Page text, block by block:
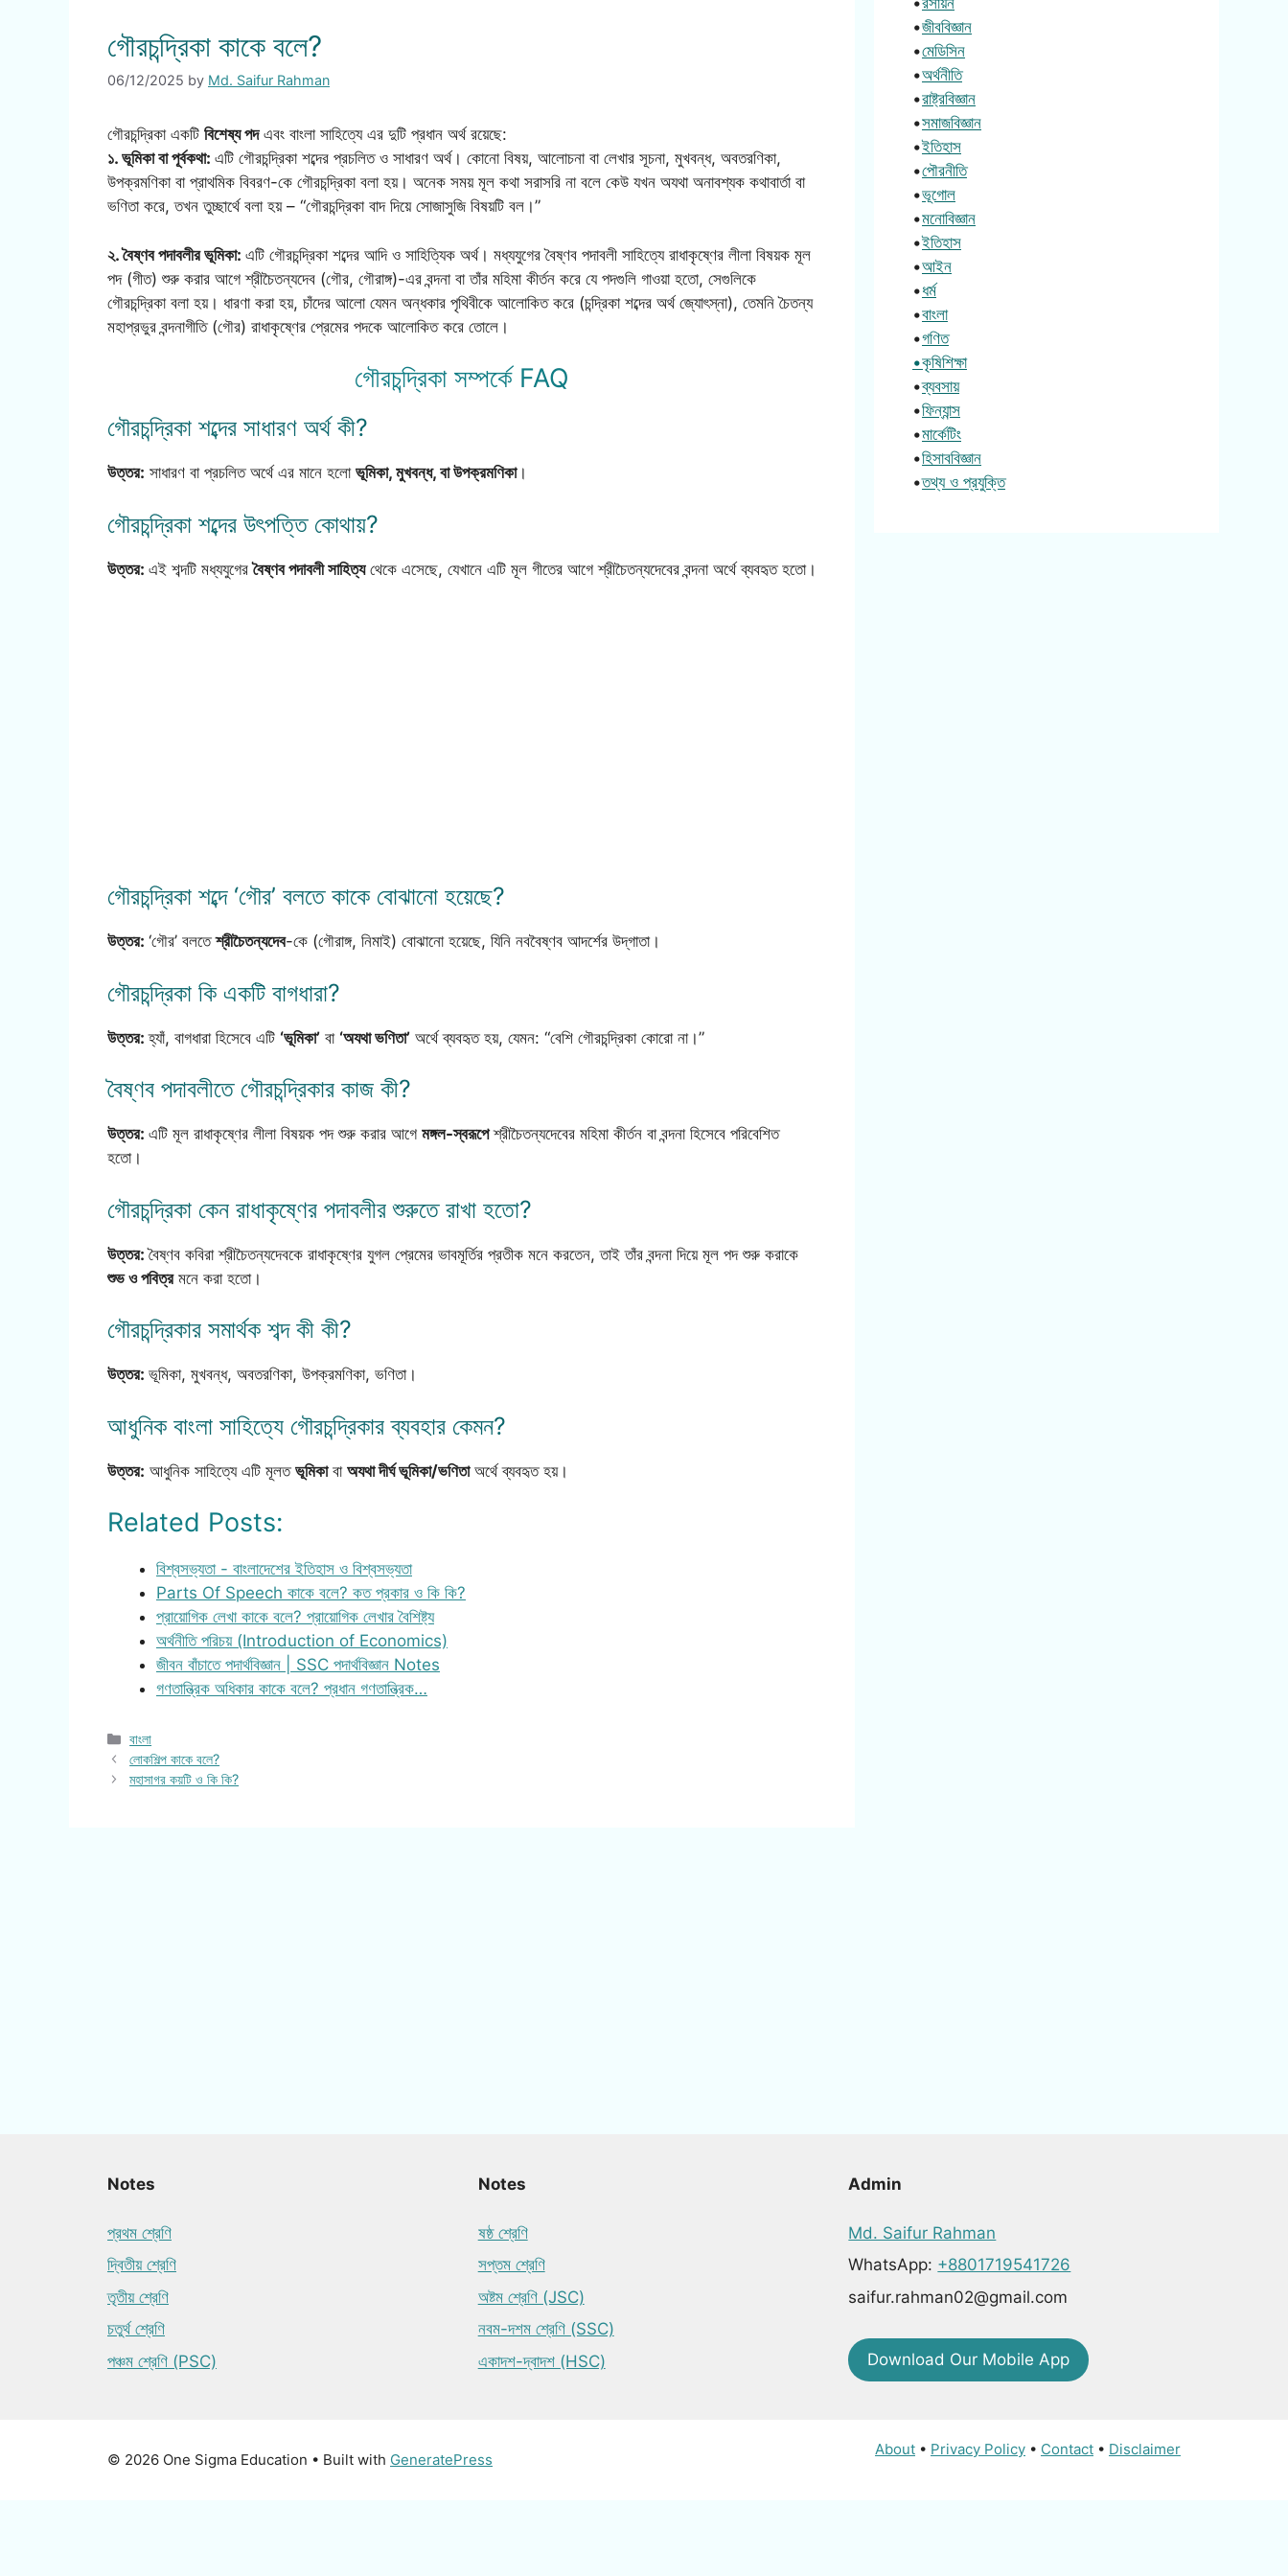
গৌরচন্দ্রিকা কাকে বলে?
06/12/2025 by Md. Saifur Rahman
গৌরচন্দ্রিকা একটি বিশেষ্য পদএবং বাংলা সাহিত্যে এর দুটি প্রধান অর্থ রয়েছে:
১. ভূমিকা বা পূর্বকথা: এটি গৌরচন্দ্রিকা শব্দের প্রচলিত ও সাধারণ অর্থ। কোনো বিষয়, আলোচনা বা লেখার সূচনা, মুখবন্ধ, অবতরণিকা,
উপক্রমণিকা বা প্রাথমিক বিবরণ-কে গৌরচন্দ্রিকা বলা হয়। অনেক সময় মূল কথা সরাসরি না বলে কেউ যখন অযথা অনাবশ্যক কথাবার্তা বা
ভণিতা করে, তখন তুচ্ছার্থে বলা হয় – “গৌরচন্দ্রিকা বাদ দিয়ে সোজাসুজি বিষয়টি বল।”
২. বৈষ্ণব পদাবলীর ভূমিকা: এটি গৌরচন্দ্রিকা শব্দের আদি ও সাহিত্যিক অর্থ। মধ্যযুগের বৈষ্ণব পদাবলী সাহিত্যে রাধাকৃষ্ণের লীলা বিষয়ক মূল
পদ (গীত) শুরু করার আগে শ্রীচৈতন্যদেব (গৌর, গৌরাঙ্গ)-এর বন্দনা বা তাঁর মহিমা কীর্তন করে যে পদগুলি গাওয়া হতো, সেগুলিকে
গৌরচন্দ্রিকা বলা হয়। ধারণা করা হয়, চাঁদের আলো যেমন অন্ধকার পৃথিবীকে আলোকিত করে (চন্দ্রিকা শব্দের অর্থ জ্যোৎস্না), তেমনি চৈতন্য
মহাপ্রভুর বন্দনাগীতি (গৌর) রাধাকৃষ্ণের প্রেমের পদকে আলোকিত করে তোলে।
গৌরচন্দ্রিকা সম্পর্কে FAQ
গৌরচন্দ্রিকা শব্দের সাধারণ অর্থ কী?
উত্তর: সাধারণ বা প্রচলিত অর্থে এর মানে হলো ভূমিকা, মুখবন্ধ, বা উপক্রমণিকা।
গৌরচন্দ্রিকা শব্দের উৎপত্তি কোথায়?
উত্তর: এই শব্দটি মধ্যযুগেরবৈষ্ণব পদাবলী সাহিত্যথেকে এসেছে, যেখানে এটি মূল গীতের আগে শ্রীচৈতন্যদেবের বন্দনা অর্থে ব্যবহৃত হতো।
গৌরচন্দ্রিকা শব্দে ‘গৌর’ বলতে কাকে বোঝানো হয়েছে?
উত্তর: ‘গৌর’ বলতেশ্রীচৈতন্যদেব-কে (গৌরাঙ্গ, নিমাই) বোঝানো হয়েছে, যিনি নববৈষ্ণব আদর্শের উদ্‌গাতা।
গৌরচন্দ্রিকা কি একটি বাগধারা?
উত্তর:হ্যাঁ, বাগধারা হিসেবে এটি ‘ভূমিকা’ বা ‘অযথা ভণিতা’ অর্থে ব্যবহৃত হয়, যেমন: “বেশি গৌরচন্দ্রিকা কোরো না।”
বৈষ্ণব পদাবলীতে গৌরচন্দ্রিকার কাজ কী?
উত্তর: এটি মূল রাধাকৃষ্ণের লীলা বিষয়ক পদ শুরু করার আগে মঙ্গল-স্বরূপেশ্রীচৈতন্যদেবের মহিমা কীর্তন বা বন্দনা হিসেবে পরিবেশিত
হতো।
গৌরচন্দ্রিকা কেন রাধাকৃষ্ণের পদাবলীর শুরুতে রাখা হতো?
উত্তর:বৈষ্ণব কবিরা শ্রীচৈতন্যদেবকে রাধাকৃষ্ণের যুগল প্রেমের ভাবমূর্তির প্রতীক মনে করতেন, তাই তাঁর বন্দনা দিয়ে মূল পদ শুরু করাকে
শুভ ও পবিত্রমনে করা হতো।
গৌরচন্দ্রিকার সমার্থক শব্দ কী কী?
উত্তর: ভূমিকা, মুখবন্ধ, অবতরণিকা, উপক্রমণিকা, ভণিতা।
আধুনিক বাংলা সাহিত্যে গৌরচন্দ্রিকার ব্যবহার কেমন?
উত্তর: আধুনিক সাহিত্যে এটি মূলত ভূমিকাবা অযথা দীর্ঘ ভূমিকা/ভণিতাঅর্থে ব্যবহৃত হয়।
Related Posts:
বিশ্বসভ্যতা - বাংলাদেশের ইতিহাস ও বিশ্বসভ্যতা
Parts Of Speech কাকে বলে? কত প্রকার ও কি কি?
প্রায়োগিক লেখা কাকে বলে? প্রায়োগিক লেখার বৈশিষ্ট্য
অর্থনীতি পরিচয় (Introduction of Economics)
জীবন বাঁচাতে পদার্থবিজ্ঞান | SSC পদার্থবিজ্ঞান Notes
গণতান্ত্রিক অধিকার কাকে বলে? প্রধান গণতান্ত্রিক…
Categories
বাংলা
লোকশিল্প কাকে বলে?
মহাসাগর কয়টি ও কি কি?
•জীববিজ্ঞান
•মেডিসিন
•অর্থনীতি
•রাষ্ট্রবিজ্ঞান
•সমাজবিজ্ঞান
•ইতিহাস
•পৌরনীতি
•ভূগোল
•মনোবিজ্ঞান
•ইতিহাস
•আইন
•ধর্ম
•বাংলা
•গণিত
•কৃষিশিক্ষা
•ব্যবসায়
•ফিন্যান্স
•মার্কেটিং
•হিসাববিজ্ঞান
•তথ্য ও প্রযুক্তি
Notes
প্রথম শ্রেণি
দ্বিতীয় শ্রেণি
তৃতীয় শ্রেণি
চতুর্থ শ্রেণি
পঞ্চম শ্রেণি (PSC)
Notes
ষষ্ঠ শ্রেণি
সপ্তম শ্রেণি
অষ্টম শ্রেণি (JSC)
নবম-দশম শ্রেণি (SSC)
একাদশ-দ্বাদশ (HSC)
Admin
Md. Saifur Rahman
WhatsApp: +8801719541726
saifur.rahman02@gmail.com
Download Our Mobile App
About • Privacy Policy • Contact • Disclaimer
© 2026 One Sigma Education • Built with GeneratePress